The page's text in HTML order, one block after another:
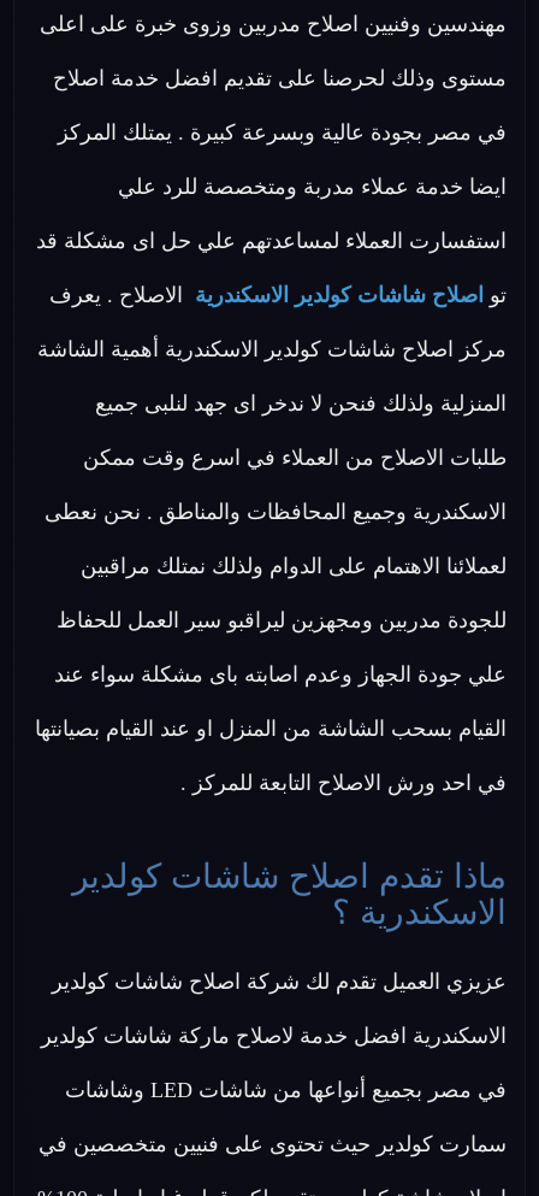
مهندسين وفنيين اصلاح مدربين وزوى خبرة على اعلى
مستوى وذلك لحرصنا على تقديم افضل خدمة اصلاح
في مصر بجودة عالية وبسرعة كبيرة . يمتلك المركز
ايضا خدمة عملاء مدربة ومتخصصة للرد علي
استفسارت العملاء لمساعدتهم علي حل اى مشكلة قد
تو اصلاح شاشات كولدير الاسكندرية الاصلاح . يعرف
مركز اصلاح شاشات كولدير الاسكندرية أهمية الشاشة
المنزلية ولذلك فنحن لا ندخر اى جهد لنلبى جميع
طلبات الاصلاح من العملاء في اسرع وقت ممكن
الاسكندرية وجميع المحافظات والمناطق . نحن نعطى
لعملائنا الاهتمام على الدوام ولذلك نمتلك مراقبين
للجودة مدربين ومجهزين ليراقبو سير العمل للحفاظ
علي جودة الجهاز وعدم اصابته باى مشكلة سواء عند
القيام بسحب الشاشة من المنزل او عند القيام بصيانتها
في احد ورش الاصلاح التابعة للمركز .
ماذا تقدم اصلاح شاشات كولدير
الاسكندرية ؟
عزيزي العميل تقدم لك شركة اصلاح شاشات كولدير
الاسكندرية افضل خدمة لاصلاح ماركة شاشات كولدير
في مصر بجميع أنواعها من شاشات LED وشاشات
سمارت كولدير حيث تحتوى على فنيين متخصصين في